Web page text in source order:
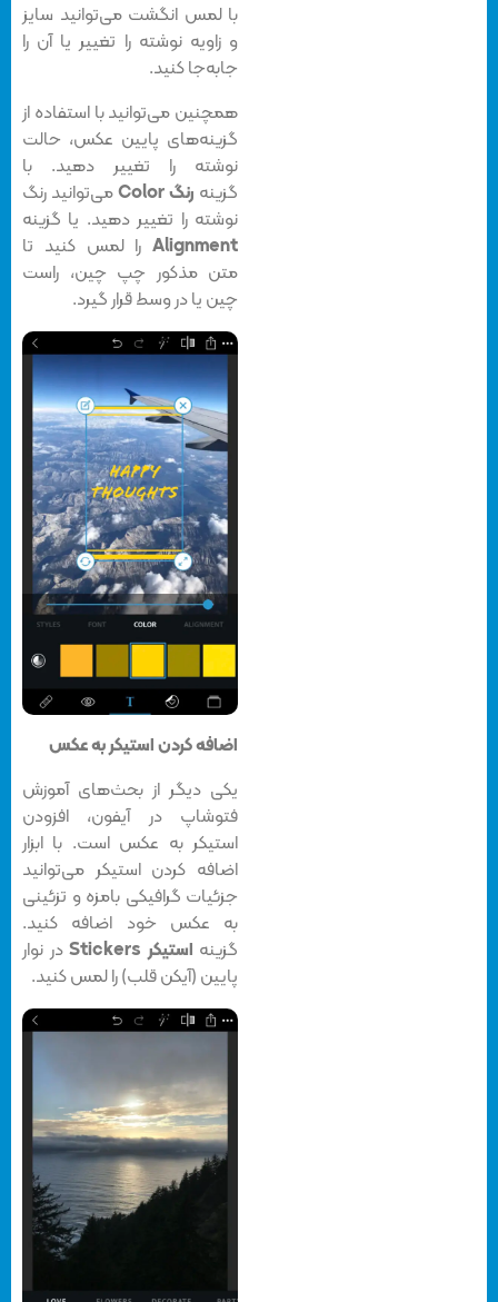
با لمس انگشت می‌توانید سایز
و زاویه نوشته را تغییر یا آن را
جابه‌جا کنید.
همچنین می‌توانید با استفاده از
گزینه‌های پایین عکس، حالت
نوشته را تغییر دهید. با
گزینهرنگ Color
می‌توانید رنگ
نوشته را تغییر دهید. یا گزینه
Alignment را لمس کنید تا
متن‌ مذکور چپ چین، راست
چین یا در وسط قرار گیرد.
اضافه کردن استیکر به عکس
یکی دیگر از بحث‌های آموزش
فتوشاپ در آیفون، افزودن
استیکر به عکس است. با ابزار
اضافه کردن استیکر می‌توانید
جزئیات گرافیکی بامزه و تزئینی
به عکس‌ خود اضافه کنید.
گزینهاستیکر Stickers
در نوار
پایین (آیکن قلب) را لمس کنید.